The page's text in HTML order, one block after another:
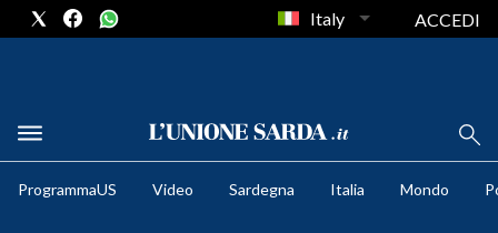
METEO
Italy ACCEDI
ProgrammaUS Video Sardegna Italia Mondo